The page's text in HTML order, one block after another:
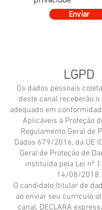
Enviar
LGPD
Os dados pessoais
deste canal receberão
adequado em
Aplicáveis à Proteção
Regulamento Geral de
Dados 679/2016, da UE
Geral de Proteção de
instituída pela Lei nº
14/08/2018.
O candidato (titular de
ao enviar seu currículo
canal, DECLARA